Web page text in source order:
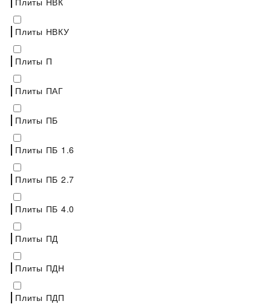
Плиты НВКУ
Плиты П
Плиты ПАГ
Плиты ПБ
Плиты ПБ 1.6
Плиты ПБ 2.7
Плиты ПБ 4.0
Плиты ПД
Плиты ПДН
Плиты ПДП